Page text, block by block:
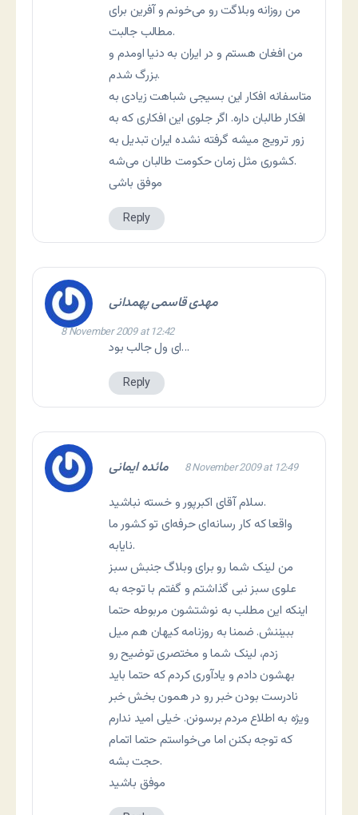
من روزانه وبلاگت رو می‌خونم و آفرین برای
مطالب جالبت.
من افغان هستم و در ایران به دنیا اومدم و
بزرگ شدم.
متاسفانه افکار این بسیجی شباهت زیادی به
افکار طالبان داره. اگر جلوی این افکاری که به
زور ترویج میشه گرفته نشده ایران تبدیل به
کشوری مثل زمان حکومت طالبان می‌شه.
موفق باشی
Reply
مهدی قاسمی پهمدانی
8 November 2009 at 12:42
ای ول جالب بود…
Reply
مائده ایمانی 8 November 2009 at 12:49
سلام آقای اکبرپور و خسته نباشید.
واقعا که کار رسانه‌ای حرفه‌ای تو کشور ما
نایابه.
من لینک شما رو برای وبلاگ جنبش سبز
علوی سبز نبی گذاشتم و گفتم با توجه به
اینکه این مطلب به نوشتشون مربوطه حتما
ببیننش. ضمنا به روزنامه کیهان هم میل
زدم، لینک شما و مختصری توضیح رو
بهشون دادم و یادآوری کردم که حتما باید
نادرست بودن خبر رو در همون بخش خبر
ویژه به اطلاع مردم برسونن. خیلی امید ندارم
که توجه بکنن اما می‌خواستم حتما اتمام
حجت بشه.
موفق باشید